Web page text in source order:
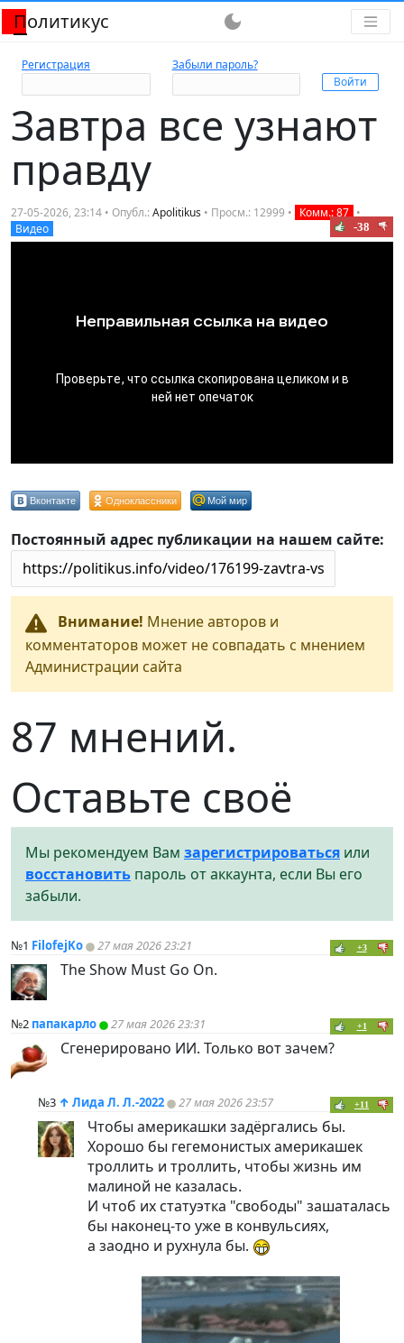
Политикус dark_mode
Регистрация Забыли пароль?
Завтра все узнают
правду
27-05-2026, 23:14 • Опубл.:Apolitikus • Просм.: 12999 • Комм.: 87 •
Видео
-38
Вконтакте Одноклассники Мой мир
Постоянный адрес публикации на нашем сайте:
Внимание! Мнение авторов и
комментаторов может не совпадать с мнением
Администрации сайта
87 мнений.
Оставьте своё
Мы рекомендуем Вам зарегистрироваться или
восстановить пароль от аккаунта, если Вы его
забыли.
№1 FilofejKo 27 мая 2026 23:21 +3
The Show Must Go On.
№2 папакарло 27 мая 2026 23:31 +1
Сгенерировано ИИ. Только вот зачем?
№3 ↑ Лида Л. Л.-2022 27 мая 2026 23:57 +11
Чтобы америкашки задёргались бы.
Хорошо бы гегемонистых америкашек
троллить и троллить, чтобы жизнь им
малиной не казалась.
И чтоб их статуэтка "свободы" зашаталась
бы наконец-то уже в конвульсиях,
а заодно и рухнула бы.